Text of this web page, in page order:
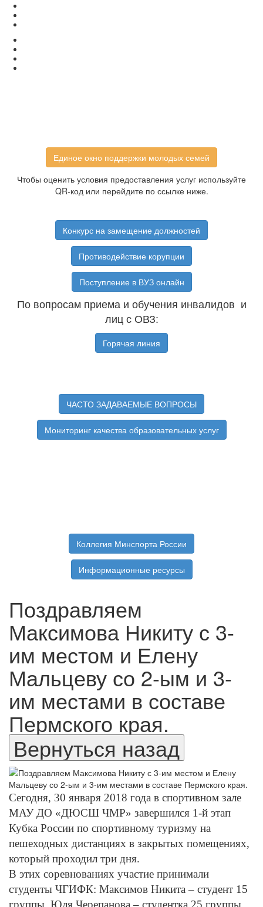
Единое окно поддержки молодых семей
Чтобы оценить условия предоставления услуг используйте
QR-код или перейдите по ссылке ниже.
Конкурс на замещение должностей
Противодействие корупции
Поступление в ВУЗ онлайн
По вопросам приема и обучения инвалидов и
лиц с ОВЗ:
Горячая линия
ЧАСТО ЗАДАВАЕМЫЕ ВОПРОСЫ
Мониторинг качества образовательных услуг
Коллегия Минспорта России
Информационные ресурсы
Поздравляем
Максимова Никиту с 3-
им местом и Елену
Мальцеву со 2-ым и 3-
им местами в составе
Пермского края.
Сегодня, 30 января 2018 года в спортивном зале
МАУ ДО «ДЮСШ ЧМР» завершился 1-й этап
Кубка России по спортивному туризму на
пешеходных дистанциях в закрытых помещениях,
который проходил три дня.
В этих соревнованиях участие принимали
студенты ЧГИФК: Максимов Никита – студент 15